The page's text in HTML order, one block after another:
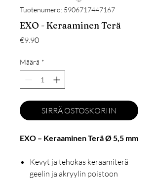
Tuotenumero: 5906717447167
EXO - Keraaminen Terä
€9.90Hinta
Määrä *
SIRRÄ OSTOSKORIIN
EXO – Keraaminen Terä Ø 5,5 mm
Kevyt ja tehokas keraamiterä
geelin ja akryylin poistoon